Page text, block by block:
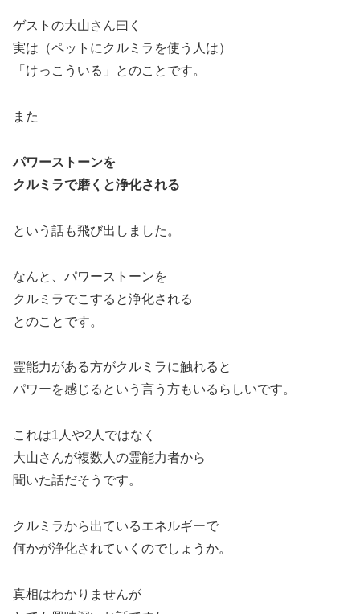
ゲストの大山さん曰く
実は（ペットにクルミラを使う人は）
「けっこういる」とのことです。
また
パワーストーンを
クルミラで磨くと浄化される
という話も飛び出しました。
なんと、パワーストーンを
クルミラでこすると浄化される
とのことです。
霊能力がある方がクルミラに触れると
パワーを感じるという言う方もいるらしいです。
これは1人や2人ではなく
大山さんが複数人の霊能力者から
聞いた話だそうです。
クルミラから出ているエネルギーで
何かが浄化されていくのでしょうか。
真相はわかりませんが